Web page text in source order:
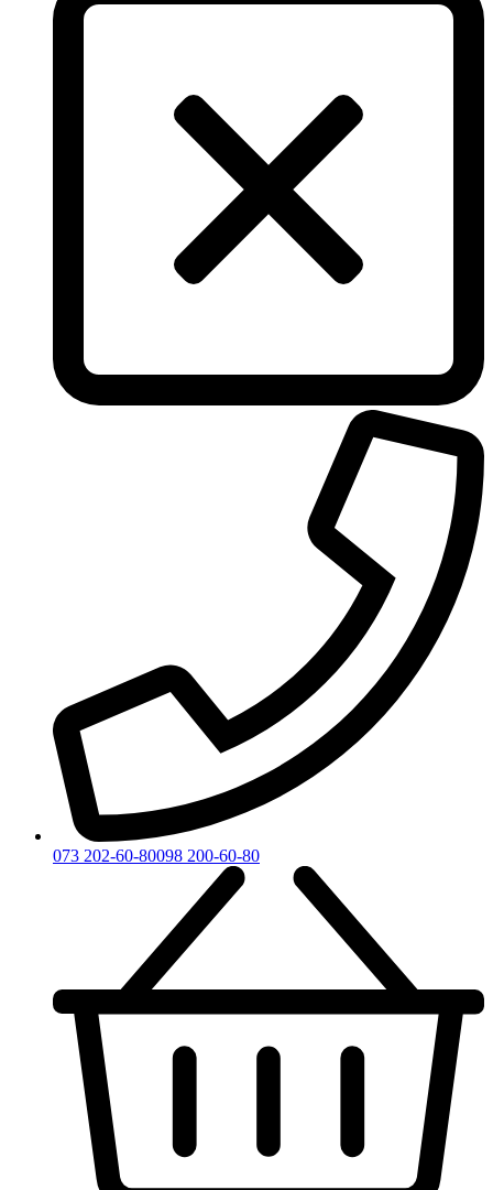
073 202-60-80098 200-60-80